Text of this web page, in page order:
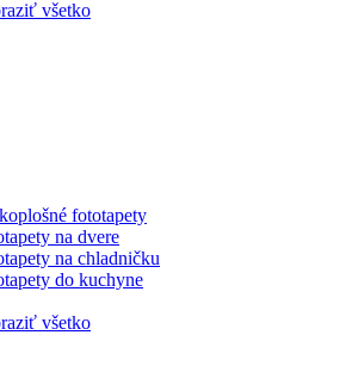
všetko
fototapety
na dvere
na chladničku
do kuchyne
všetko